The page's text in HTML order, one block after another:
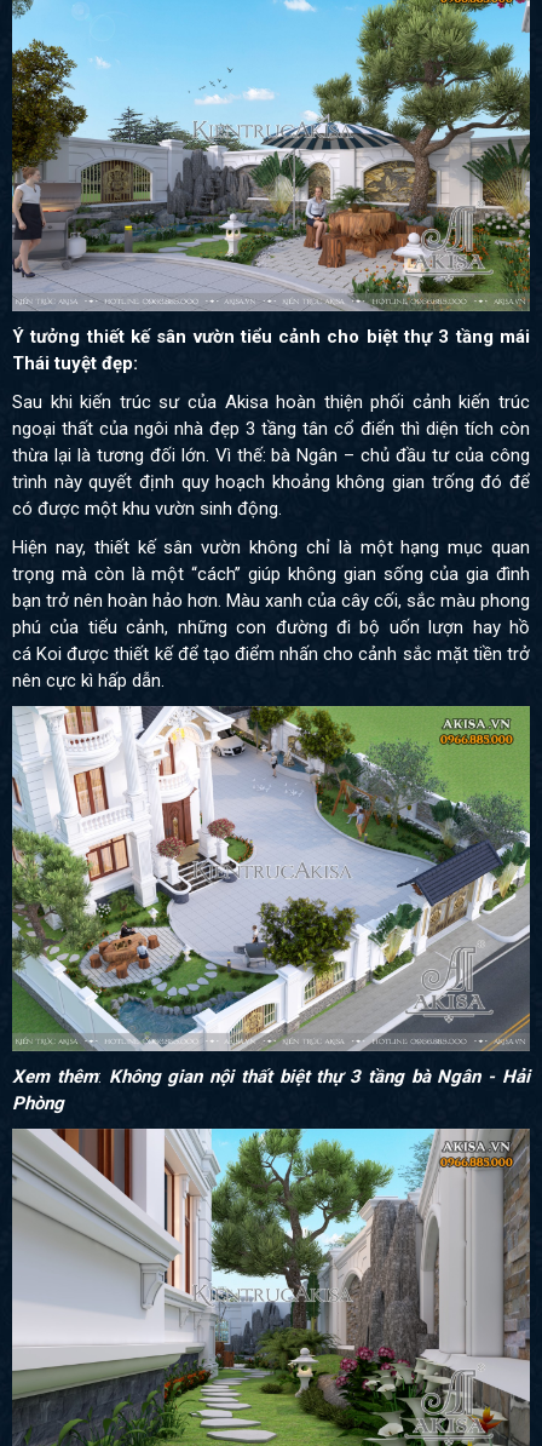
Ý tưởng thiết kế sân vườn tiểu cảnh cho biệt thự 3 tầng mái
Thái tuyệt đẹp:
Sau khi kiến trúc sư của Akisa hoàn thiện phối cảnh kiến trúc
ngoại thất của ngôi nhà đẹp 3 tầng tân cổ điển thì diện tích còn
thừa lại là tương đối lớn. Vì thế: bà Ngân – chủ đầu tư của công
trình này quyết định quy hoạch khoảng không gian trống đó để
có được một khu vườn sinh động.
Hiện nay, thiết kế sân vườn không chỉ là một hạng mục quan
trọng mà còn là một “cách’’ giúp không gian sống của gia đình
bạn trở nên hoàn hảo hơn. Màu xanh của cây cối, sắc màu phong
phú của tiểu cảnh, những con đường đi bộ uốn lượn hay hồ
cá Koi được thiết kế để tạo điểm nhấn cho cảnh sắc mặt tiền trở
nên cực kì hấp dẫn.
Xem thêm: Không gian nội thất biệt thự 3 tầng bà Ngân - Hải
Phòng